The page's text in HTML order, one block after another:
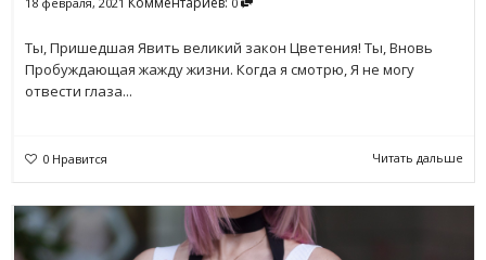
Ты, Пришедшая Явить великий закон Цветения! Ты, Вновь
Пробуждающая жажду жизни. Когда я смотрю, Я не могу
отвести глаза...
0 Нравится Читать дальше